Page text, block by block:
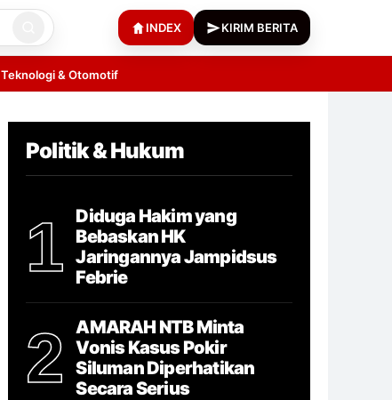
INDEX KIRIM BERITA
Teknologi & Otomotif
Politik & Hukum
1
Diduga Hakim yang
Bebaskan HK
Jaringannya Jampidsus
Febrie
2
AMARAH NTB Minta
Vonis Kasus Pokir
Siluman Diperhatikan
Secara Serius